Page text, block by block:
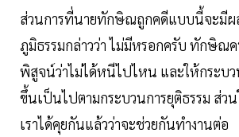
ส่วนการที่นายทักษิณถูกคดีแบบนี้จะมีผล
ภูมิธรรมกล่าวว่า ไม่มีหรอกครับ ทักษิณ
พิสูจน์ว่าไม่ได้หนีไปไหน และให้กระบว
ขึ้นเป็นไปตามกระบวนการยุติธรรม ส่ว
เราได้คุยกันแล้วว่าจะช่วยกันทำงานต่อ